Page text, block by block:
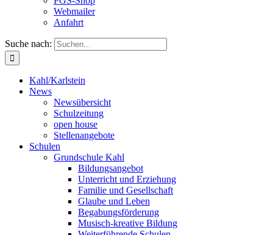
Webmailer
Anfahrt
Suche nach:
Kahl/Karlstein
News
Newsübersicht
Schulzeitung
open house
Stellenangebote
Schulen
Grundschule Kahl
Bildungsangebot
Unterricht und Erziehung
Familie und Gesellschaft
Glaube und Leben
Begabungsförderung
Musisch-kreative Bildung